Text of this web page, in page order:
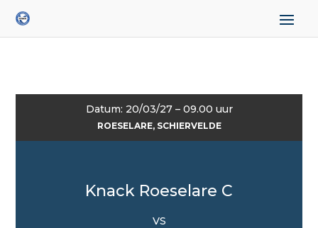
Datum: 20/03/27 – 09.00 uur
ROESELARE, SCHIERVELDE
Knack Roeselare C
VS